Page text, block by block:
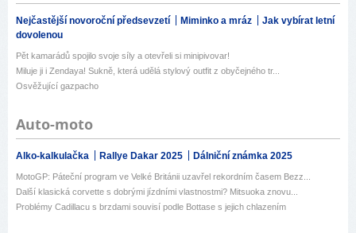
Nejčastější novoroční předsevzetí Miminko a mráz
Jak vybírat letní
dovolenou
Pět kamarádů spojilo svoje síly a otevřeli si minipivovar!
Miluje ji i Zendaya! Sukně, která udělá stylový outfit z obyčejného tr...
Osvěžující gazpacho
Auto-moto
Alko-kalkulačka Rallye Dakar 2025 Dálniční známka 2025
MotoGP: Páteční program ve Velké Británii uzavřel rekordním časem Bezz...
Další klasická corvette s dobrými jízdními vlastnostmi? Mitsuoka znovu...
Problémy Cadillacu s brzdami souvisí podle Bottase s jejich chlazením